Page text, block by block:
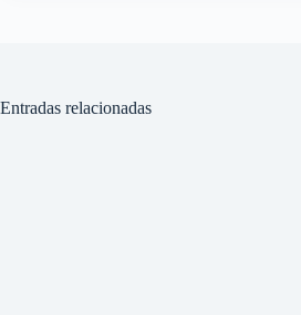
Entradas relacionadas